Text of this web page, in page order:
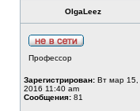
OlgaLeez
Профессор
Зарегистрирован: Вт мар 15,
2016 11:40 am
Сообщения: 81